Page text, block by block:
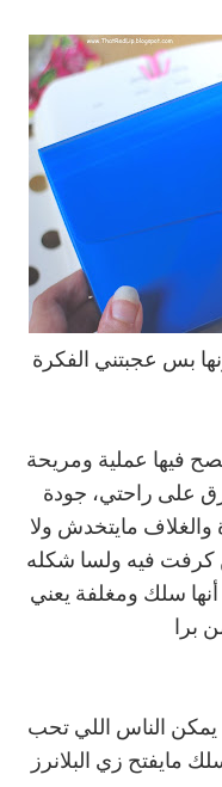
بس عجبتني الفكرة
فيها عملية ومريحة
على راحتي، جودة
والغلاف مايتخدش ولا
كرفت فيه ولسا شكله
أنها سلك ومغلفة يعني
برا
الناس اللي تحب
مايفتح زي البلانرز